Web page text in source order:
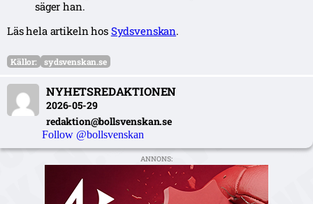
säger han.
Läs hela artikeln hos Sydsvenskan.
Källor: sydsvenskan.se
NYHETSREDAKTIONEN
2026-05-29
redaktion@bollsvenskan.se
Follow @bollsvenskan
ANNONS: